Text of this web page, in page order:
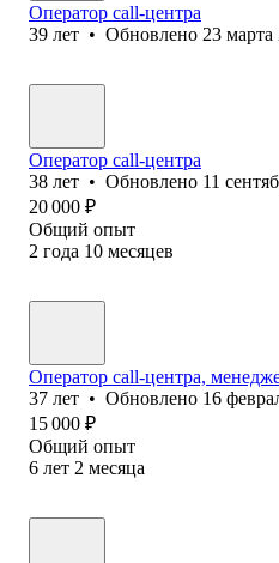
Оператор call-центра
39 лет • Обновлено 23 марта
Оператор call-центра
38 лет • Обновлено 11
20 000 ₽
Общий опыт
2 года 10 месяцев
Оператор call-центра,
37 лет • Обновлено 16
15 000 ₽
Общий опыт
6 лет 2 месяца